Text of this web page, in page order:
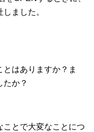
ました。
はありますか？ま
たか？
ことで大変なことにつ